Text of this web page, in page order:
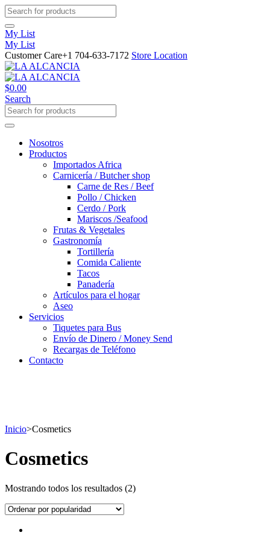
My List
My List
Customer Care+1 704-633-7172 Store Location
$0.00
Search
Nosotros
Productos
Importados Africa
Carnicería / Butcher shop
Carne de Res / Beef
Pollo / Chicken
Cerdo / Pork
Mariscos /Seafood
Frutas & Vegetales
Gastronomía
Tortillería
Comida Caliente
Tacos
Panadería
Artículos para el hogar
Aseo
Servicios
Tiquetes para Bus
Envío de Dinero / Money Send
Recargas de Teléfono
Contacto
Inicio>Сosmetics
Сosmetics
Mostrando todos los resultados (2)